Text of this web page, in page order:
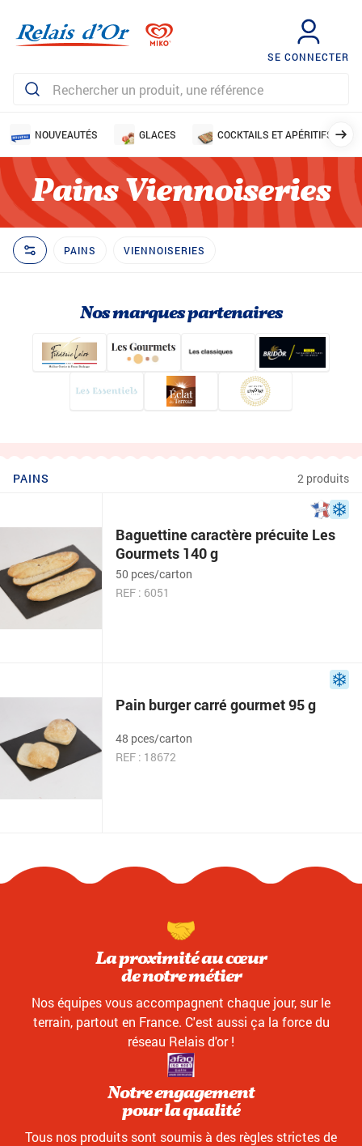
SE CONNECTER
NOUVEAUTÉS GLACES COCKTAILS ET APÉRITIFS
Pains Viennoiseries
PAINS VIENNOISERIES
Nos marques partenaires
PAINS 2 produits
Baguettine caractère précuite Les
Gourmets 140 g
50 pces/carton
REF : 6051
Pain burger carré gourmet 95 g
48 pces/carton
REF : 18672
La proximité au cœur
de notre métier
Nos équipes vous accompagnent chaque jour, sur le
terrain, partout en France. C'est aussi ça la force du
réseau Relais d'or !
Notre engagement
pour la qualité
Tous nos produits sont soumis à des règles strictes de